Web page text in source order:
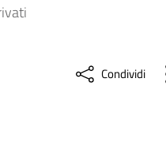
Condividi